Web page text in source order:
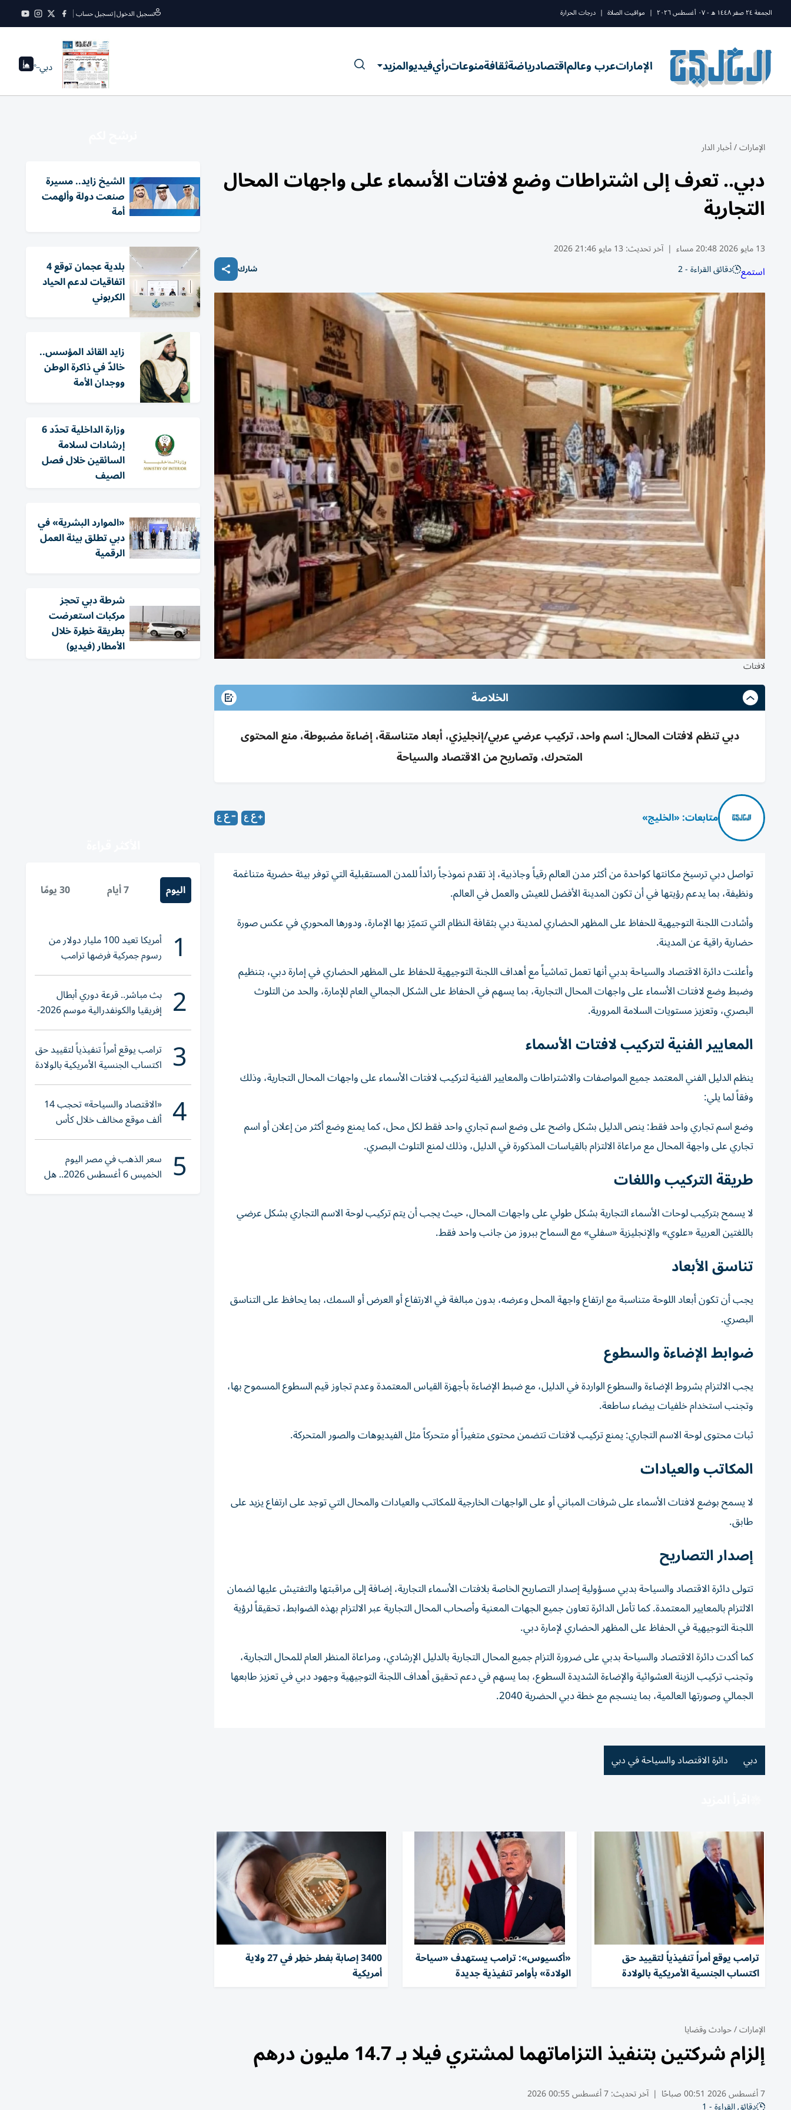
الجمعة ٢٤ صفر ١٤٤٨ ه - ٠٧ أغسطس ٢٠٢٦ | مواقيت الصلاة | درجات الحرارة تسجيل الدخول|تسجيل حساب
الإماراتعرب وعالماقتصادرياضةثقافةمنوعاترأيفيديوالمزيد دبي--°
الإمارات/أخبار الدار
دبي.. تعرف إلى اشتراطات وضع لافتات الأسماء على واجهات المحال
التجارية
13 مايو 2026 20:48 مساء | آخر تحديث: 13 مايو 21:46 2026
استمع دقائق القراءة - 2 شارك
لافتات
الخلاصة
دبي تنظم لافتات المحال: اسم واحد، تركيب عرضي عربي/إنجليزي، أبعاد متناسقة، إضاءة مضبوطة، منع المحتوى
المتحرك، وتصاريح من الاقتصاد والسياحة
متابعات: «الخليج»
تواصل دبي ترسيخ مكانتها كواحدة من أكثر مدن العالم رقياً وجاذبية، إذ تقدم نموذجاً رائداً للمدن المستقبلية التي توفر بيئة حضرية متناغمة
ونظيفة، بما يدعم رؤيتها في أن تكون المدينة الأفضل للعيش والعمل في العالم.
وأشادت اللجنة التوجيهية للحفاظ على المظهر الحضاري لمدينة دبي بثقافة النظام التي تتميّز بها الإمارة، ودورها المحوري في عكس صورة
حضارية راقية عن المدينة.
وأعلنت دائرة الاقتصاد والسياحة بدبي أنها تعمل تماشياً مع أهداف اللجنة التوجيهية للحفاظ على المظهر الحضاري في إمارة دبي، بتنظيم
وضبط وضع لافتات الأسماء على واجهات المحال التجارية، بما يسهم في الحفاظ على الشكل الجمالي العام للإمارة، والحد من التلوث
البصري، وتعزيز مستويات السلامة المرورية.
المعايير الفنية لتركيب لافتات الأسماء
ينظم الدليل الفني المعتمد جميع المواصفات والاشتراطات والمعايير الفنية لتركيب لافتات الأسماء على واجهات المحال التجارية، وذلك
وفقاً لما يلي:
وضع اسم تجاري واحد فقط: ينص الدليل بشكل واضح على وضع اسم تجاري واحد فقط لكل محل، كما يمنع وضع أكثر من إعلان أو اسم
تجاري على واجهة المحال مع مراعاة الالتزام بالقياسات المذكورة في الدليل، وذلك لمنع التلوث البصري.
طريقة التركيب واللغات
لا يسمح بتركيب لوحات الأسماء التجارية بشكل طولي على واجهات المحال، حيث يجب أن يتم تركيب لوحة الاسم التجاري بشكل عرضي
باللغتين العربية «علوي» والإنجليزية «سفلي» مع السماح ببروز من جانب واحد فقط.
تناسق الأبعاد
يجب أن تكون أبعاد اللوحة متناسبة مع ارتفاع واجهة المحل وعرضه، بدون مبالغة في الارتفاع أو العرض أو السمك، بما يحافظ على التناسق
البصري.
ضوابط الإضاءة والسطوع
يجب الالتزام بشروط الإضاءة والسطوع الواردة في الدليل، مع ضبط الإضاءة بأجهزة القياس المعتمدة وعدم تجاوز قيم السطوع المسموح بها،
وتجنب استخدام خلفيات بيضاء ساطعة.
ثبات محتوى لوحة الاسم التجاري: يمنع تركيب لافتات تتضمن محتوى متغيراً أو متحركاً مثل الفيديوهات والصور المتحركة.
المكاتب والعيادات
لا يسمح بوضع لافتات الأسماء على شرفات المباني أو على الواجهات الخارجية للمكاتب والعيادات والمحال التي توجد على ارتفاع يزيد على
طابق.
إصدار التصاريح
تتولى دائرة الاقتصاد والسياحة بدبي مسؤولية إصدار التصاريح الخاصة بلافتات الأسماء التجارية، إضافة إلى مراقبتها والتفتيش عليها لضمان
الالتزام بالمعايير المعتمدة. كما تأمل الدائرة تعاون جميع الجهات المعنية وأصحاب المحال التجارية عبر الالتزام بهذه الضوابط، تحقيقاً لرؤية
اللجنة التوجيهية في الحفاظ على المظهر الحضاري لإمارة دبي.
كما أكدت دائرة الاقتصاد والسياحة بدبي على ضرورة التزام جميع المحال التجارية بالدليل الإرشادي، ومراعاة المنظر العام للمحال التجارية،
وتجنب تركيب الزينة العشوائية والإضاءة الشديدة السطوع، بما يسهم في دعم تحقيق أهداف اللجنة التوجيهية وجهود دبي في تعزيز طابعها
الجمالي وصورتها العالمية، بما ينسجم مع خطة دبي الحضرية 2040.
دبي دائرة الاقتصاد والسياحة في دبي
ترامب يوقع أمراً تنفيذياً لتقييد حق
اكتساب الجنسية الأمريكية بالولادة
«أكسيوس»: ترامب يستهدف «سياحة
الولادة» بأوامر تنفيذية جديدة
3400 إصابة بفطر خطِر في 27 ولاية
أمريكية
الإمارات/حوادث وقضايا
إلزام شركتين بتنفيذ التزاماتهما لمشتري فيلا بـ 14.7 مليون درهم
7 أغسطس 2026 00:51 صباحًا | آخر تحديث:7 أغسطس 00:55 2026
الشيخ زايد.. مسيرة
صنعت دولة وألهمت
أمة
بلدية عجمان توقع 4
اتفاقيات لدعم الحياد
الكربوني
زايد القائد المؤسس..
خالدٌ في ذاكرة الوطن
ووجدان الأمة
وزارة الداخلية تحدّد 6
إرشادات لسلامة
السائقين خلال فصل
الصيف
«الموارد البشرية» في
دبي تطلق بيئة العمل
الرقمية
شرطة دبي تحجز
مركبات استعرضت
بطريقة خطِرة خلال
الأمطار (فيديو)
اليوم 7 أيام 30 يومًا
1 أمريكا تعيد 100 مليار دولار من
رسوم جمركية فرضها ترامب
2 بث مباشر.. قرعة دوري أبطال
إفريقيا والكونفدرالية موسم 2026-
2027
3 ترامب يوقع أمراً تنفيذياً لتقييد حق
اكتساب الجنسية الأمريكية بالولادة
4 «الاقتصاد والسياحة» تحجب 14
ألف موقع مخالف خلال كأس
العالم 2026
5 سعر الذهب في مصر اليوم
الخميس 6 أغسطس 2026.. هل